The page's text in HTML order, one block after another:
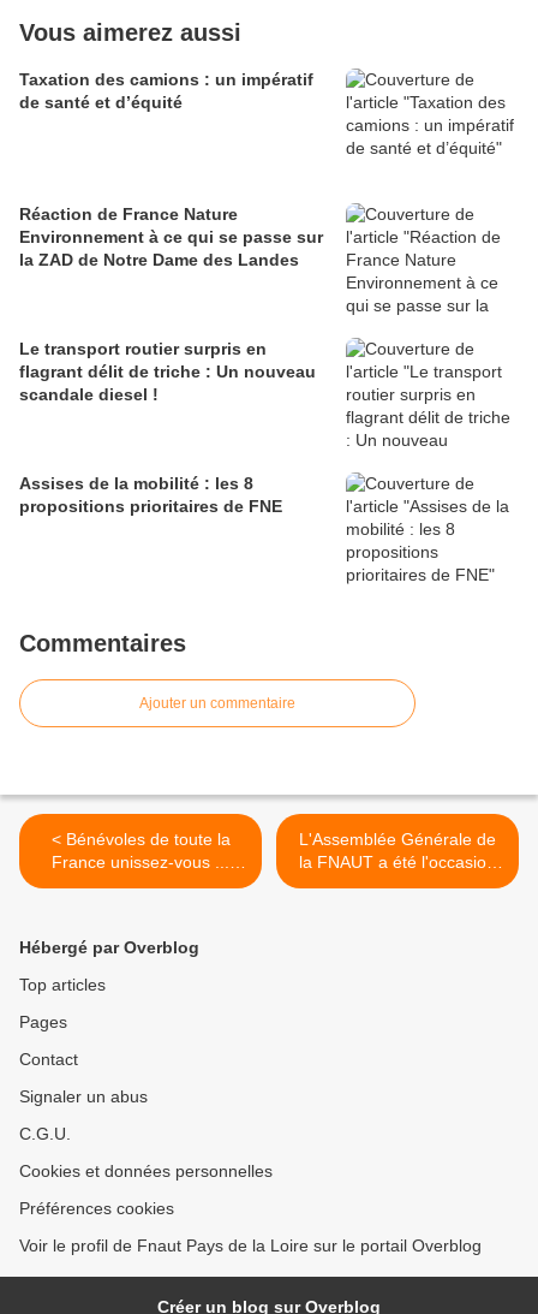
Vous aimerez aussi
Taxation des camions : un impératif
de santé et d’équité
Réaction de France Nature
Environnement à ce qui se passe sur
la ZAD de Notre Dame des Landes
Le transport routier surpris en
flagrant délit de triche : Un nouveau
scandale diesel !
Assises de la mobilité : les 8
propositions prioritaires de FNE
Commentaires
Ajouter un commentaire
< Bénévoles de toute la
France unissez-vous ...
pour obtenir un statut
L'Assemblée Générale de
la FNAUT a été l'occasion
d'échanges constructifs >
Hébergé par Overblog
Top articles
Pages
Contact
Signaler un abus
C.G.U.
Cookies et données personnelles
Préférences cookies
Voir le profil de Fnaut Pays de la Loire sur le portail Overblog
Créer un blog sur Overblog